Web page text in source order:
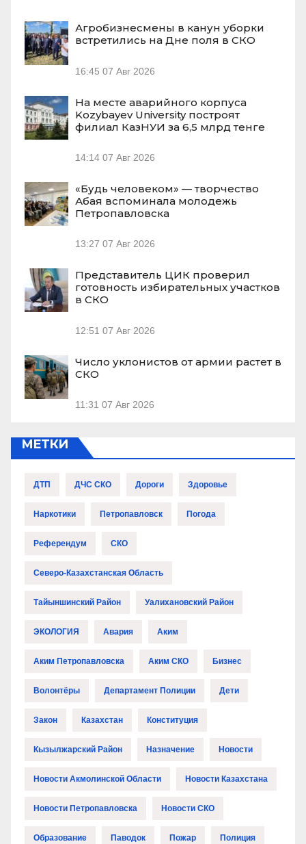
Агробизнесмены в канун уборки
встретились на Дне поля в СКО
16:45 07 Авг 2026
На месте аварийного корпуса
Kozybayev University построят
филиал КазНУИ за 6,5 млрд тенге
14:14 07 Авг 2026
«Будь человеком» — творчество
Абая вспоминала молодежь
Петропавловска
13:27 07 Авг 2026
Представитель ЦИК проверил
готовность избирательных участков
в СКО
12:51 07 Авг 2026
Число уклонистов от армии растет в
СКО
11:31 07 Авг 2026
МЕТКИ
ДТП ДЧС СКО Дороги Здоровье
Наркотики Петропавловск Погода
Референдум СКО
Северо-Казахстанская Область
Тайыншинский Район Уалихановский Район
ЭКОЛОГИЯ Авария Аким
Аким Петропавловска Аким СКО Бизнес
Волонтёры Департамент Полиции Дети
Закон Казахстан Конституция
Кызылжарский Район Назначение Новости
Новости Акмолинской Области Новости Казахстана
Новости Петропавловска Новости СКО
Образование Паводок Пожар Полиция